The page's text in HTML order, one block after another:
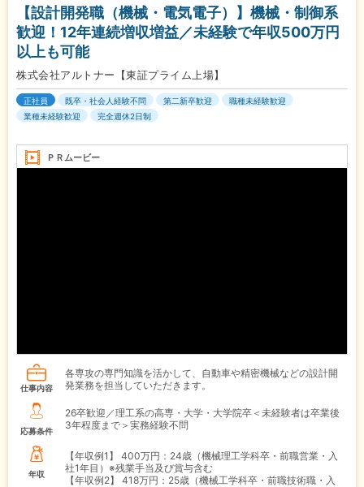
【設計開発職（機械・電気電子）】機械・制御系
歓迎！12年連続増収増益／未経験で年収500万円
以上も可能
株式会社アルトナー【東証プライム上場】
正社員 既卒・社会人経験不問 第二新卒歓迎
職種未経験歓迎
業種未経験歓迎
完全週休2日制
ＰＲムービー
仕事内容
各専攻の専門知識を活かして、自動車や精密機械などの設計開
発業務を担当していただきます。
応募条件
26卒歓迎／理工系の高専・大学・大学院卒＜未経験者は卒業後
3年程度まで＞実務経験不問
年収
【年収例1】
400万円：24歳（機械理工学科卒・前職営業・入
社1年目）※残業手当及び賞与含む
【年収例2】
418万円：25歳（機械工学科卒・前職技術職・入